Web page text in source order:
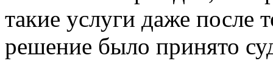
такие услуги даже после
решение было принято